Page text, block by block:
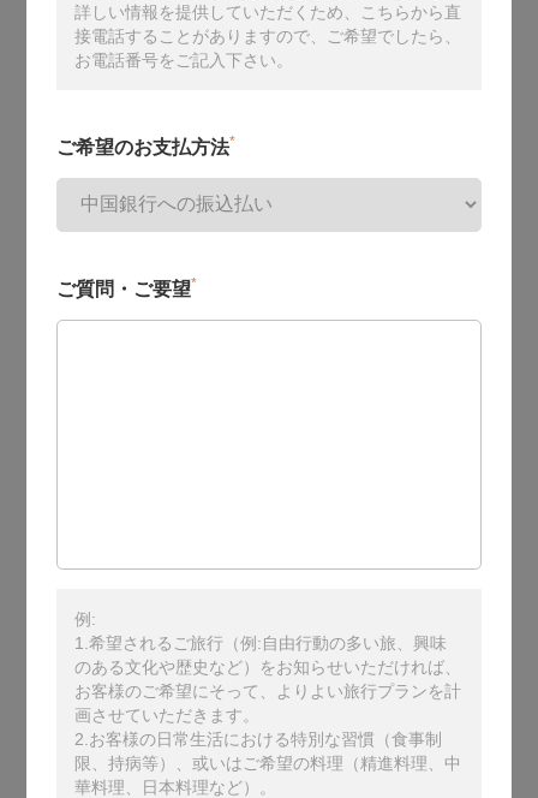
詳しい情報を提供していただくため、こちらから直
接電話することがありますので、ご希望でしたら、
お電話番号をご記入下さい。
ご希望のお支払方法*
ご質問・ご要望*
例:
1.希望されるご旅行（例:自由行動の多い旅、興味
のある文化や歴史など）をお知らせいただければ、
お客様のご希望にそって、よりよい旅行プランを計
画させていただきます。
2.お客様の日常生活における特別な習慣（食事制
限、持病等）、或いはご希望の料理（精進料理、中
華料理、日本料理など）。